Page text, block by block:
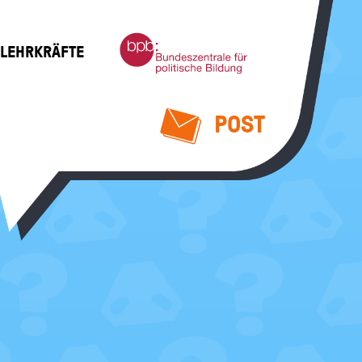
Bundeszentrale
für
politische
POST